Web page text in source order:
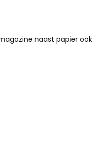
naast papier ook